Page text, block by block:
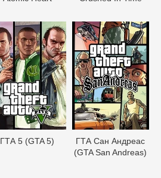
ГТА 5 (GTA 5)
ГТА Сан Андреас
(GTA San Andreas)